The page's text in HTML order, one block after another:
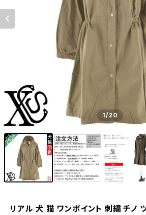
1/20
リアル 犬 猫 ワンポイント 刺繍 チノ